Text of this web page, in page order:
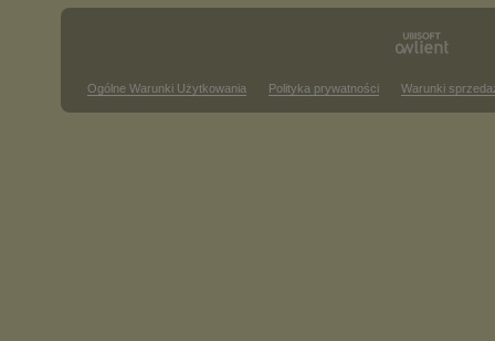
Ogólne Warunki Użytkowania Polityka prywatności Warunki